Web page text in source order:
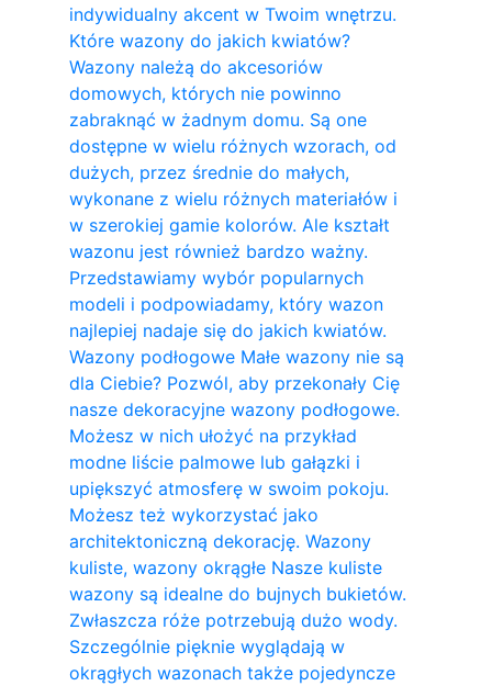
indywidualny akcent w Twoim wnętrzu.
Które wazony do jakich kwiatów?
Wazony należą do akcesoriów
domowych, których nie powinno
zabraknąć w żadnym domu. Są one
dostępne w wielu różnych wzorach, od
dużych, przez średnie do małych,
wykonane z wielu różnych materiałów i
w szerokiej gamie kolorów. Ale kształt
wazonu jest również bardzo ważny.
Przedstawiamy wybór popularnych
modeli i podpowiadamy, który wazon
najlepiej nadaje się do jakich kwiatów.
Wazony podłogowe Małe wazony nie są
dla Ciebie? Pozwól, aby przekonały Cię
nasze dekoracyjne wazony podłogowe.
Możesz w nich ułożyć na przykład
modne liście palmowe lub gałązki i
upiększyć atmosferę w swoim pokoju.
Możesz też wykorzystać jako
architektoniczną dekorację. Wazony
kuliste, wazony okrągłe Nasze kuliste
wazony są idealne do bujnych bukietów.
Zwłaszcza róże potrzebują dużo wody.
Szczególnie pięknie wyglądają w
okrągłych wazonach także pojedyncze